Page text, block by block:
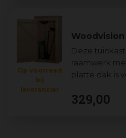
Deze
raamwerk
platte dak is
Op voorraad
bij
leverancier
329,00